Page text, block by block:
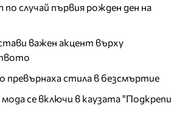
по случай първия рожден ден на
важен акцент върху
стила в безсмъртие
се включи в каузата "Подкрепи